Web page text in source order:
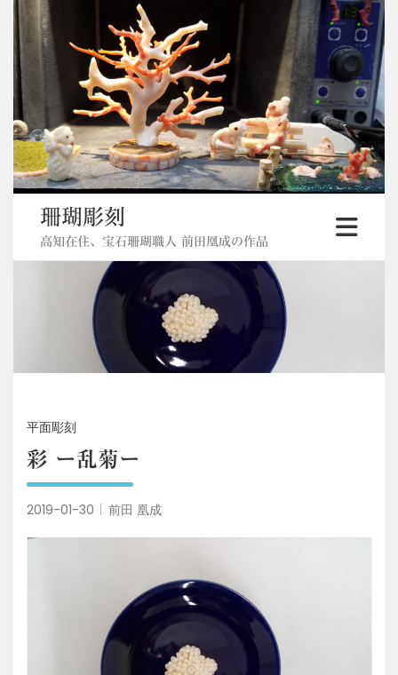
Skip
to
content
珊瑚彫刻
高知在住、宝石珊瑚職人 前田凰成の作品
平面彫刻
彩 ー乱菊ー
2019-01-30 前田 凰成